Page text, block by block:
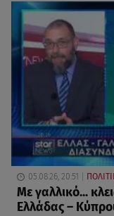
05.08.26, 20:51
Με γαλλικό...
Ελλάδας –